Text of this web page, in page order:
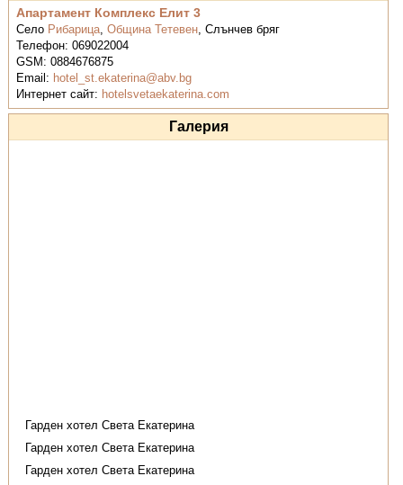
Апартамент Комплекс Елит 3
Село Рибарица,Община Тетевен,Слънчев бряг
Телефон:069022004
GSM:0884676875
Email: hotel_st.ekaterina@abv.bg
Интернет сайт: hotelsvetaekaterina.com
Галерия
Гарден хотел Света Екатерина
Гарден хотел Света Екатерина
Гарден хотел Света Екатерина